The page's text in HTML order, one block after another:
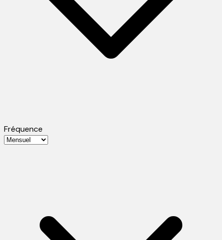
Fréquence